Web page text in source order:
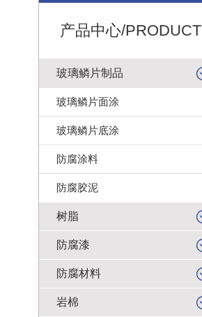
产品中心/PRODUCT
玻璃鳞片制品
玻璃鳞片面涂
玻璃鳞片底涂
防腐涂料
防腐胶泥
树脂
防腐漆
防腐材料
岩棉